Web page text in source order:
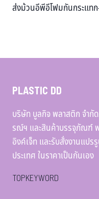
ส่งม้วนอีพีอีโฟมกันกระแทก
PLASTIC DD
บริษัท บูลกิจ พลาสติก จำกั
รณ์ฯ และสินค้าบรรจุภัณฑ์
อิงค์เจ็ท และรับสั่งงานแป
ประเทศ ในราคาเป็นกันเอง
TOPKEYWORD